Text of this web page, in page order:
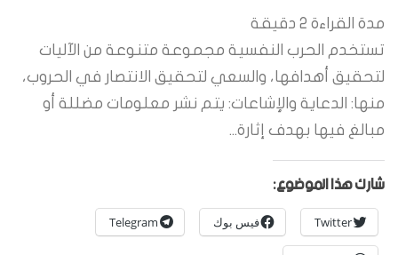
مدة القراءة 2 دقيقة
تستخدم الحرب النفسية مجموعة متنوعة من الآليات
لتحقيق أهدافها، والسعي لتحقيق الانتصار في الحروب،
منها: الدعاية والإشاعات: يتم نشر معلومات مضللة أو
مبالغ فيها بهدف إثارة...
شارك هذا الموضوع:
Twitter فيس بوك Telegram